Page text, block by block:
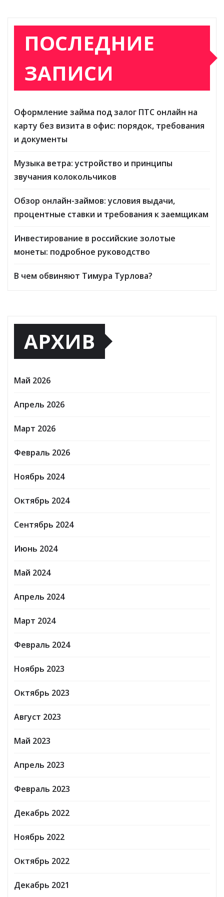
ПОСЛЕДНИЕ
ЗАПИСИ
Оформление займа под залог ПТС онлайн на
карту без визита в офис: порядок, требования
и документы
Музыка ветра: устройство и принципы
звучания колокольчиков
Обзор онлайн-займов: условия выдачи,
процентные ставки и требования к заемщикам
Инвестирование в российские золотые
монеты: подробное руководство
В чем обвиняют Тимура Турлова?
АРХИВ
Май 2026
Апрель 2026
Март 2026
Февраль 2026
Ноябрь 2024
Октябрь 2024
Сентябрь 2024
Июнь 2024
Май 2024
Апрель 2024
Март 2024
Февраль 2024
Ноябрь 2023
Октябрь 2023
Август 2023
Май 2023
Апрель 2023
Февраль 2023
Декабрь 2022
Ноябрь 2022
Октябрь 2022
Декабрь 2021